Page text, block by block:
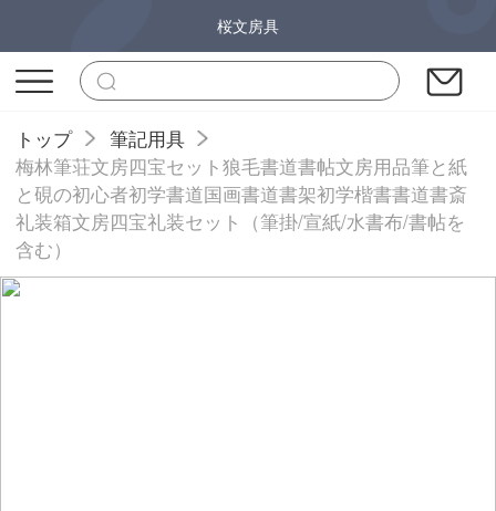
桜文房具
トップ
筆記用具
梅林筆荘文房四宝セット狼毛書道書帖文房用品筆と紙
と硯の初心者初学書道国画書道書架初学楷書書道書斎
礼装箱文房四宝礼装セット（筆掛/宣紙/水書布/書帖を
含む）